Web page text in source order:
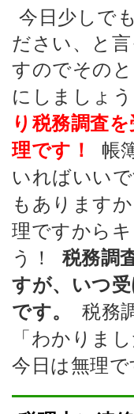
今日少しで
ださい、と
すのでその
にしましょう
り税務調査
理です！
帳
いればいい
もあります
理ですから
う！
税務調
すが、いつ
です。
税務
「わかりま
今日は無理で